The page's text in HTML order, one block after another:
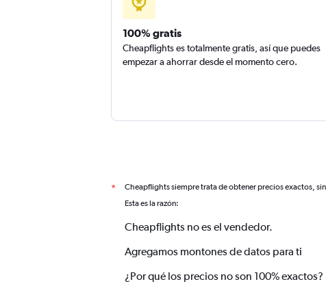
100% gratis
Cheapflights es totalmente gratis, así que puedes
empezar a ahorrar desde el momento cero.
* Cheapflights siempre trata de obtener precios exactos,
Esta es la razón:
Cheapflights no es el vendedor.
Agregamos montones de datos para ti
¿Por qué los precios no son 100% exactos?